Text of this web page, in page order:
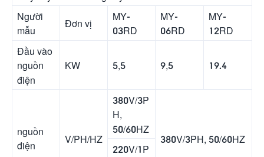
Người
mẫu
Đơn vị
MY-
03RD
MY-
06RD
MY-
12RD
Đầu vào
nguồn
điện
KW 5,5 9,5 19.4
nguồn
điện
V/PH/HZ
380V/3P
H,
50/60HZ
380V/3PH, 50/60HZ
220V/1P